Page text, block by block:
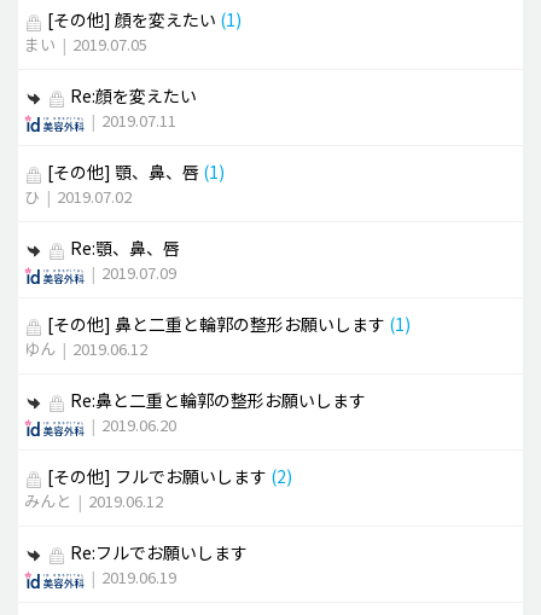
[その他] 顔を変えたい (1)
まい | 2019.07.05
Re:顔を変えたい
| 2019.07.11
[その他] 顎、鼻、唇 (1)
ひ | 2019.07.02
Re:顎、鼻、唇
| 2019.07.09
[その他] 鼻と二重と輪郭の整形お願いします (1)
ゆん | 2019.06.12
Re:鼻と二重と輪郭の整形お願いします
| 2019.06.20
[その他] フルでお願いします (2)
みんと | 2019.06.12
Re:フルでお願いします
| 2019.06.19